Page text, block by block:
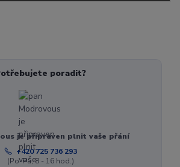
poradit?
je připraven plnit vaše přání
+420 725 736 293
(Po-Pá, 8 - 16 hod.)